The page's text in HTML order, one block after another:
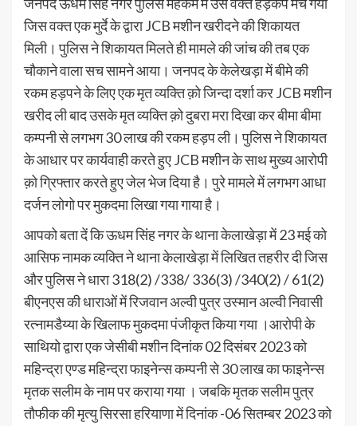
जिस वक्त एक मुर्दे के द्वारा JCB मशीन खरीदने की शिकायत
मिली। पुलिस ने शिकायत मिलते ही मामले की जांच की तब एक
चौकाने वाला सच सामने आया। जनपद के केलेखड़ा में बीमे की
रकम हड़पने के लिए एक मृत व्यक्ति क़ो जिन्दा दर्शा कर JCB मशीन
खरीद ली बाद उसके मृत व्यक्ति क़ो दुबरा मरा दिखा कर बीमा बीमा
कम्पनी से लगभग 30 लाख की रकम हड़प ली। पुलिस ने शिकायत
के आधार पर कार्यवाही करते हुए JCB मशीन के साथ मुख्य आरोपी
क़ो ग्रिफ्तार करते हुए जेल भेज दिया है। पुरे मामले में लगभग आधा
दर्जन लोगो पर मुकदमा लिखा गया गाया है।
आपको बता दें कि ऊधम सिंह नगर के थाना केलाखेड़ा में 23 मई को
आसिफ नामक व्यक्ति ने थाना केलाखेड़ा में लिखित तहरीर दी जिस
और पुलिस ने धारा 318(2) /338/ 336(3) /340(2) / 61(2)
बीएनएस की धाराओं में रिजवान अल्वी पुत्र उस्मान अल्वी निवासी
रत्नामडैय्या के खिलाफ मुकदमा पंजीकृत किया गया ।आरोपी के
साथियो द्वारा एक जेसीबी मशीन दिनांक 02 दिसंबर 2023 को
महिन्द्रा एण्ड महिन्द्रा फाइनेन्स कम्पनी से 30 लाख का फाइनेन्स
मृतक सलीम के नाम पर कराया गया । जबकि मृतक सलीम पुत्र
तौफीक की मृत्यु सिरसा हरियाणा में दिनांक -06 सितम्बर 2023 को